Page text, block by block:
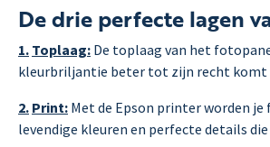
De drie perfecte lagen
1. Toplaag: De toplaag van het
kleurbriljantie beter tot zijn recht komt
2. Print: Met de Epson printer worden
levendige kleuren en perfecte details